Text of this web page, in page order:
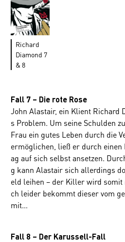
Richard
Diamond 7
& 8
Fall 7 – Die rote Rose
John Alastair, ein Klient Richard
s Problem. Um seine Schulden
Frau ein gutes Leben durch die
ermöglichen, ließ er durch
ag auf sich selbst ansetzen.
g kann Alastair sich allerdings
eld leihen – der Killer wird
ch leider bekommt dieser vom
mit…
Fall 8 – Der Karussell-Fall